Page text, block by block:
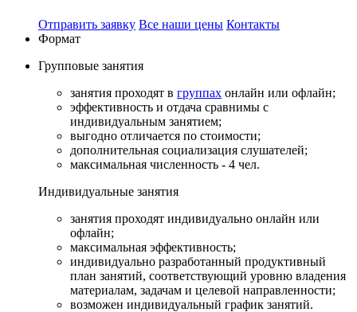
Отправить заявку Все наши цены Контакты
Формат
Групповые занятия
занятия проходят в группах онлайн или офлайн;
эффективность и отдача сравнимы с
индивидуальным занятием;
выгодно отличается по стоимости;
дополнительная социализация слушателей;
максимальная численность - 4 чел.
Индивидуальные занятия
занятия проходят индивидуально онлайн или
офлайн;
максимальная эффективность;
индивидуально разработанный продуктивный
план занятий, соответствующий уровню владения
материалам, задачам и целевой направленности;
возможен индивидуальный график занятий.